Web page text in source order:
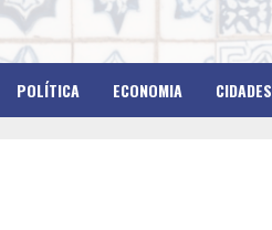
POLÍTICA ECONOMIA CIDADES